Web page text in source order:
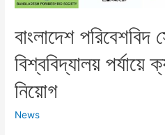
বাংলাদেশ পরিবেশবিদ
বিশ্ববিদ্যালয় পর্যায়ে
নিয়োগ
News